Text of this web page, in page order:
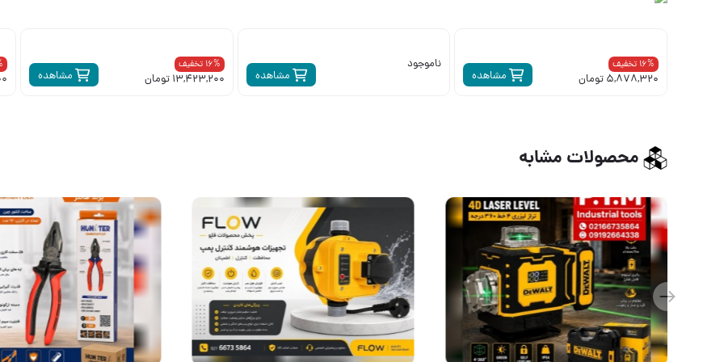
مشاهده
16% تخفیف
5,878,320 تومان مشاهده
ناموجود
مشاهده
16% تخفیف
13,423,200 تومان
محصولات مشابه